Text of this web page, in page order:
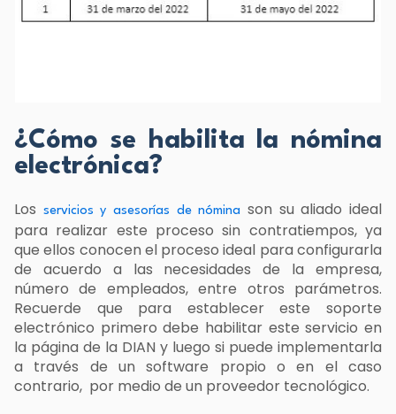
¿Cómo se habilita la nómina
electrónica?
Los servicios y asesorías de nómina son su aliado ideal
para realizar este proceso sin contratiempos, ya
que ellos conocen el proceso ideal para configurarla
de acuerdo a las necesidades de la empresa,
número de empleados, entre otros parámetros.
Recuerde que para establecer este soporte
electrónico primero debe habilitar este servicio en
la página de la DIAN y luego si puede implementarla
a través de un software propio o en el caso
contrario, por medio de un proveedor tecnológico.